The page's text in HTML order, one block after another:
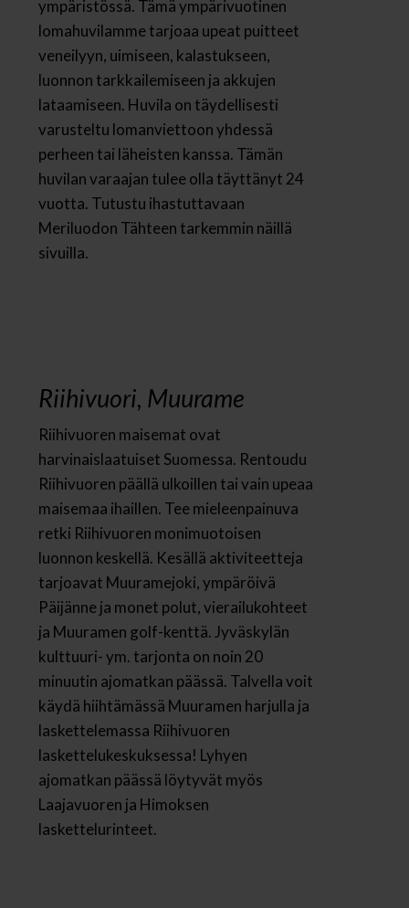
ympäristössä. Tämä ympärivuotinen
lomahuvilamme tarjoaa upeat puitteet
veneilyyn, uimiseen, kalastukseen,
luonnon tarkkailemiseen ja akkujen
lataamiseen. Huvila on täydellisesti
varusteltu lomanviettoon yhdessä
perheen tai läheisten kanssa. Tämän
huvilan varaajan tulee olla täyttänyt 24
vuotta. Tutustu ihastuttavaan
Meriluodon Tähteen tarkemmin näillä
sivuilla.
Riihivuori, Muurame
Riihivuoren maisemat ovat
harvinaislaatuiset Suomessa. Rentoudu
Riihivuoren päällä ulkoillen tai vain upeaa
maisemaa ihaillen. Tee mieleenpainuva
retki Riihivuoren monimuotoisen
luonnon keskellä. Kesällä aktiviteetteja
tarjoavat Muuramejoki, ympäröivä
Päijänne ja monet polut, vierailukohteet
ja Muuramen golf-kenttä. Jyväskylän
kulttuuri- ym. tarjonta on noin 20
minuutin ajomatkan päässä. Talvella voit
käydä hiihtämässä Muuramen harjulla ja
laskettelemassa Riihivuoren
laskettelukeskuksessa! Lyhyen
ajomatkan päässä löytyvät myös
Laajavuoren ja Himoksen
laskettelurinteet.